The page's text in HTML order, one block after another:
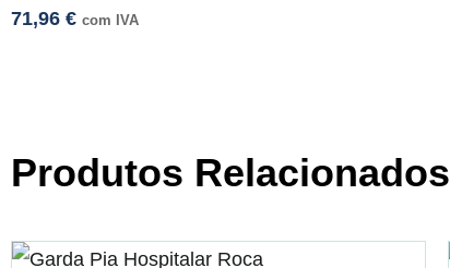
71,96 € com IVA
Produtos Relacionados